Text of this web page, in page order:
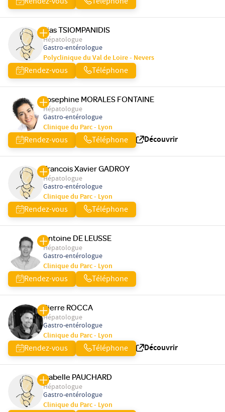
Ilias TSIOMPANIDIS
Hépatologue
Gastro-entérologue
Polyclinique du Val de Loire - Nevers
Rendez-vous Téléphone
Josephine MORALES FONTAINE
Hépatologue
Gastro-entérologue
Clinique du Parc - Lyon
Rendez-vous Téléphone Découvrir
Francois Xavier GADROY
Hépatologue
Gastro-entérologue
Clinique du Parc - Lyon
Rendez-vous Téléphone
Antoine DE LEUSSE
Hépatologue
Gastro-entérologue
Clinique du Parc - Lyon
Rendez-vous Téléphone
Pierre ROCCA
Hépatologue
Gastro-entérologue
Clinique du Parc - Lyon
Rendez-vous Téléphone Découvrir
Isabelle PAUCHARD
Hépatologue
Gastro-entérologue
Clinique du Parc - Lyon